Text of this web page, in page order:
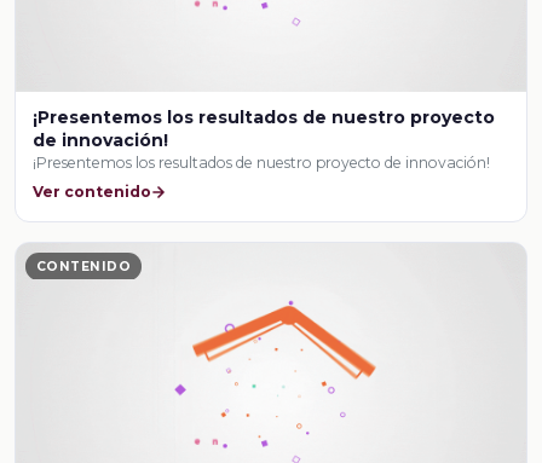
¡Presentemos los resultados de nuestro proyecto
de innovación!
¡Presentemos los resultados de nuestro proyecto de innovación!
Ver contenido
CONTENIDO